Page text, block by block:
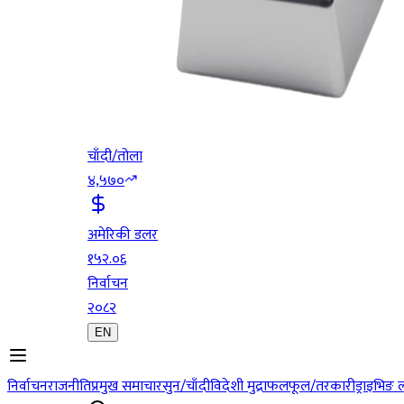
चाँदी/तोला
४,५७०
अमेरिकी डलर
१५२.०६
निर्वाचन
२०८२
EN
निर्वाचनराजनीतिप्रमुख समाचारसुन/चाँदीविदेशी मुद्राफलफूल/तरकारी